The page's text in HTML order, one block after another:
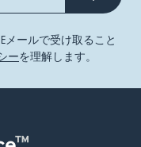
メールで受け取ること
ーを理解します。